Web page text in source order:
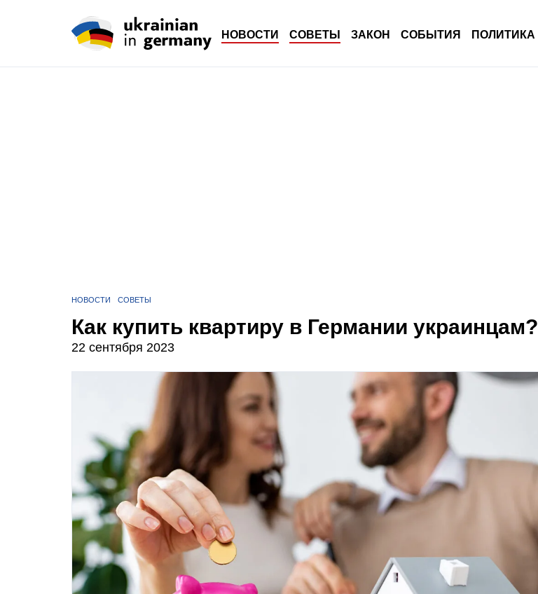
НОВОСТИ СОВЕТЫ ЗАКОН СОБЫТИЯ ПОЛИТИКА
НОВОСТИ СОВЕТЫ
Как купить квартиру в Германии украинцам?
22 сентября 2023